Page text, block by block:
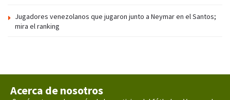
Jugadores venezolanos que jugaron junto a Neymar en el Santos;
mira el ranking
Acerca de nosotros